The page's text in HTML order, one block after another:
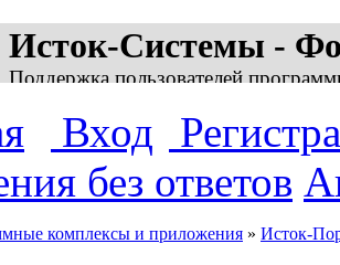
Исток-Системы -
Поддержка пользователей
Вход
без ответов
комплексы и приложения » Исток-